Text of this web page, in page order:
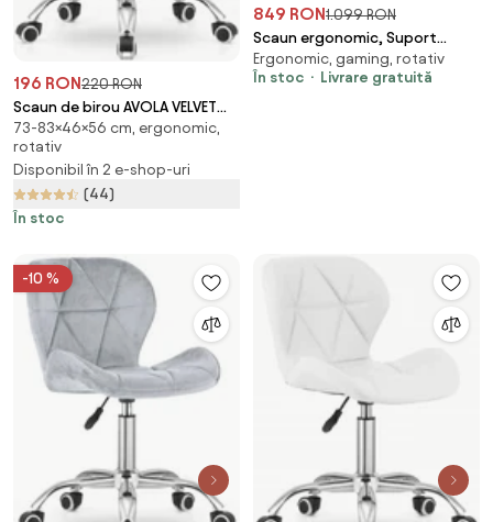
196 RON220 RON
Scaun de birou AVOLA VELVET
roz
73-83×46×56 cm, ergonomic,
rotativ
Disponibil în 2 e-shop-uri
(44)
În stoc
849 RON1.099 RON
Scaun ergonomic, Suport
Lombar 3 Zone Dinamice,
Spătar ajustabil pe inaltime,
Ergonomic, gaming, rotativ
În stoc
Livrare gratuită
-10 %